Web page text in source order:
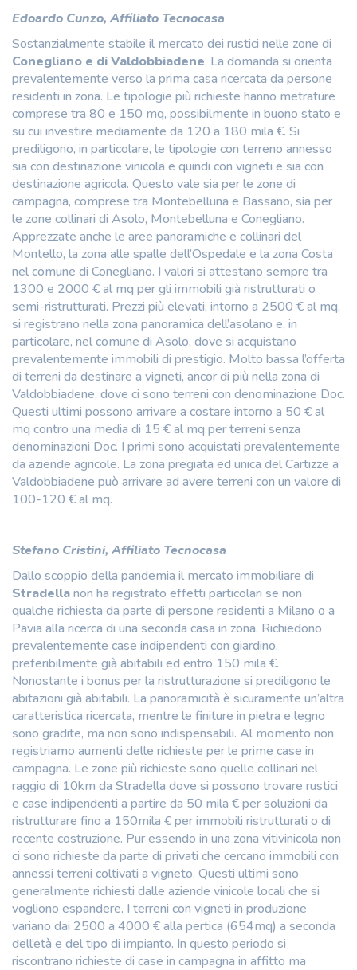
Edoardo Cunzo, Affiliato Tecnocasa
Sostanzialmente stabile il mercato dei rustici nelle zone di
Conegliano e di Valdobbiadene. La domanda si orienta
prevalentemente verso la prima casa ricercata da persone
residenti in zona. Le tipologie più richieste hanno metrature
comprese tra 80 e 150 mq, possibilmente in buono stato e
su cui investire mediamente da 120 a 180 mila €. Si
prediligono, in particolare, le tipologie con terreno annesso
sia con destinazione vinicola e quindi con vigneti e sia con
destinazione agricola. Questo vale sia per le zone di
campagna, comprese tra Montebelluna e Bassano, sia per
le zone collinari di Asolo, Montebelluna e Conegliano.
Apprezzate anche le aree panoramiche e collinari del
Montello, la zona alle spalle dell’Ospedale e la zona Costa
nel comune di Conegliano. I valori si attestano sempre tra
1300 e 2000 € al mq per gli immobili già ristrutturati o
semi-ristrutturati. Prezzi più elevati, intorno a 2500 € al mq,
si registrano nella zona panoramica dell’asolano e, in
particolare, nel comune di Asolo, dove si acquistano
prevalentemente immobili di prestigio. Molto bassa l’offerta
di terreni da destinare a vigneti, ancor di più nella zona di
Valdobbiadene, dove ci sono terreni con denominazione Doc.
Questi ultimi possono arrivare a costare intorno a 50 € al
mq contro una media di 15 € al mq per terreni senza
denominazioni Doc. I primi sono acquistati prevalentemente
da aziende agricole. La zona pregiata ed unica del Cartizze a
Valdobbiadene può arrivare ad avere terreni con un valore di
100-120 € al mq.
Stefano Cristini, Affiliato Tecnocasa
Dallo scoppio della pandemia il mercato immobiliare di
Stradellanon ha registrato effetti particolari se non
qualche richiesta da parte di persone residenti a Milano o a
Pavia alla ricerca di una seconda casa in zona. Richiedono
prevalentemente case indipendenti con giardino,
preferibilmente già abitabili ed entro 150 mila €.
Nonostante i bonus per la ristrutturazione si prediligono le
abitazioni già abitabili. La panoramicità è sicuramente un’altra
caratteristica ricercata, mentre le finiture in pietra e legno
sono gradite, ma non sono indispensabili. Al momento non
registriamo aumenti delle richieste per le prime case in
campagna. Le zone più richieste sono quelle collinari nel
raggio di 10km da Stradella dove si possono trovare rustici
e case indipendenti a partire da 50 mila € per soluzioni da
ristrutturare fino a 150mila € per immobili ristrutturati o di
recente costruzione. Pur essendo in una zona vitivinicola non
ci sono richieste da parte di privati che cercano immobili con
annessi terreni coltivati a vigneto. Questi ultimi sono
generalmente richiesti dalle aziende vinicole locali che si
vogliono espandere. I terreni con vigneti in produzione
variano dai 2500 a 4000 € alla pertica (654mq) a seconda
dell’età e del tipo di impianto. In questo periodo si
riscontrano richieste di case in campagna in affitto ma